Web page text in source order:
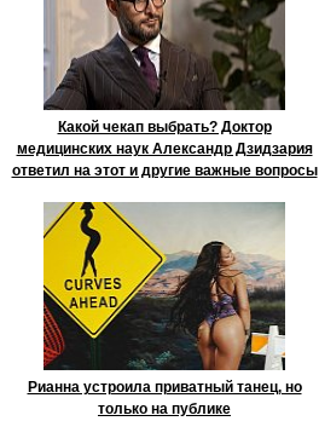
Какой чекап выбрать? Доктор
медицинских наук Александр Дзидзария
ответил на этот и другие важные вопросы
Рианна устроила приватный танец, но
только на публике